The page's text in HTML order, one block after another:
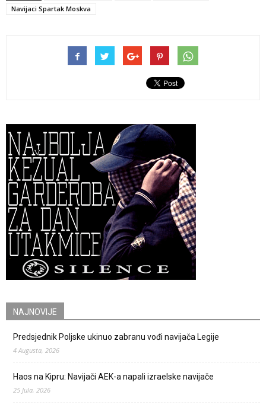
Navijaci Spartak Moskva
NAJNOVIJE
Predsjednik Poljske ukinuo zabranu vođi navijača Legije
4 Augusta, 2026
Haos na Kipru: Navijači AEK-a napali izraelske navijače
25 Jula, 2026